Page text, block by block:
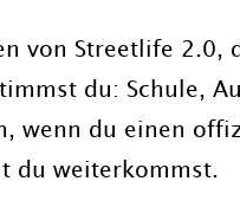
von Streetlife 2.0,
du: Schule,
wenn du einen
du weiterkommst.